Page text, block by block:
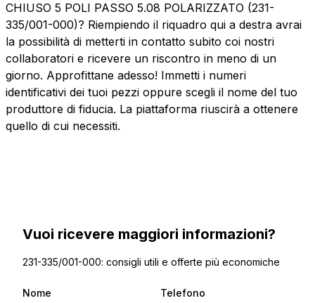
CHIUSO 5 POLI PASSO 5.08 POLARIZZATO (231-
335/001-000)? Riempiendo il riquadro qui a destra avrai
la possibilità di metterti in contatto subito coi nostri
collaboratori e ricevere un riscontro in meno di un
giorno. Approfittane adesso! Immetti i numeri
identificativi dei tuoi pezzi oppure scegli il nome del tuo
produttore di fiducia. La piattaforma riuscirà a ottenere
quello di cui necessiti.
Vuoi ricevere maggiori informazioni?
231-335/001-000: consigli utili e offerte più economiche
Nome Telefono